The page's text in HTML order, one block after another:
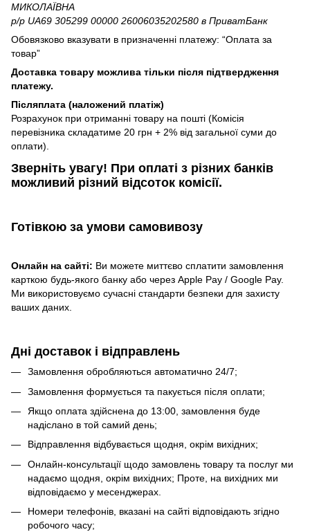
МИКОЛАЇВНА
р/р UA69 305299 00000 26006035202580 в ПриватБанк
Обовязково вказувати в призначенні платежу: “Оплата за
товар”
Доставка товару можлива тільки після підтвердження
платежу.
Післяплата (наложений платіж)
Розрахунок при отриманні товару на пошті (Комісія
перевізника складатиме 20 грн + 2% від загальної суми до
оплати).
Зверніть увагу!​ При оплаті з різних банків
можливий різний відсоток комісії.
Готівкою за умови самовивозу
Онлайн на сайті: Ви можете миттєво сплатити замовлення
карткою будь-якого банку або через Apple Pay / Google Pay.
Ми використовуємо сучасні стандарти безпеки для захисту
ваших даних.
Дні доставок і відправлень
Замовлення обробляються автоматично 24/7;
Замовлення формується та пакується після оплати;
Якщо оплата здійснена до 13:00, замовлення буде
надіслано в той самий день;
Відправлення відбувається щодня, окрім вихідних;
Онлайн-консультації щодо замовлень товару та послуг ми
надаємо щодня, окрім вихідних; Проте, на вихідних ми
відповідаємо у месенджерах.
Номери телефонів, вказані на сайті відповідають згідно
робочого часу;